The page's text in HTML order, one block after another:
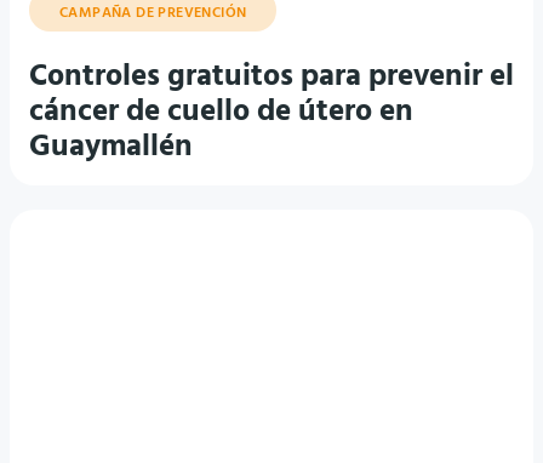
CAMPAÑA DE PREVENCIÓN
Controles gratuitos para prevenir el
cáncer de cuello de útero en
Guaymallén